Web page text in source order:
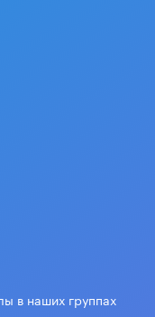
в наших группах